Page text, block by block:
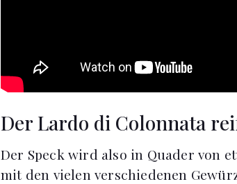
Der Lardo di Colonnata
Der Speck wird also in Quader von
mit den vielen verschiedenen